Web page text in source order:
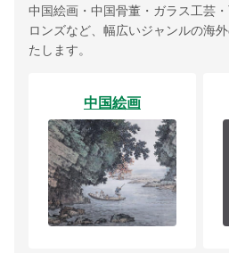
中国絵画・中国骨董・ガラス工芸
ロンズなど、幅広いジャンルの海
たします。
中国絵画